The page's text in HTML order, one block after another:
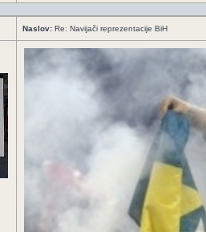
Naslov: Re: Navijači reprezentacije BiH